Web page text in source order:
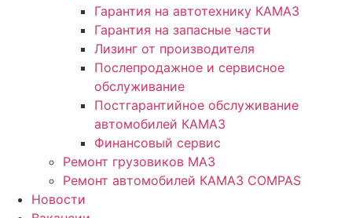
Гарантия на автотехнику КАМАЗ
Гарантия на запасные части
Лизинг от производителя
Послепродажное и сервисное
обслуживание
Постгарантийное обслуживание
автомобилей КАМАЗ
Финансовый сервис
Ремонт грузовиков МАЗ
Ремонт автомобилей КАМАЗ COMPAS
Новости